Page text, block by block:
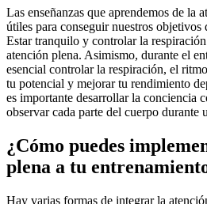
Las enseñanzas que aprendemos de la
útiles para conseguir nuestros
Estar tranquilo y controlar la respiración
atención plena. Asimismo, durante el
esencial controlar la respiración, el
tu potencial y mejorar tu rendimiento
es importante desarrollar la conciencia
observar cada parte del cuerpo durante
¿Cómo puedes
plena a tu
Hay varias formas de integrar la